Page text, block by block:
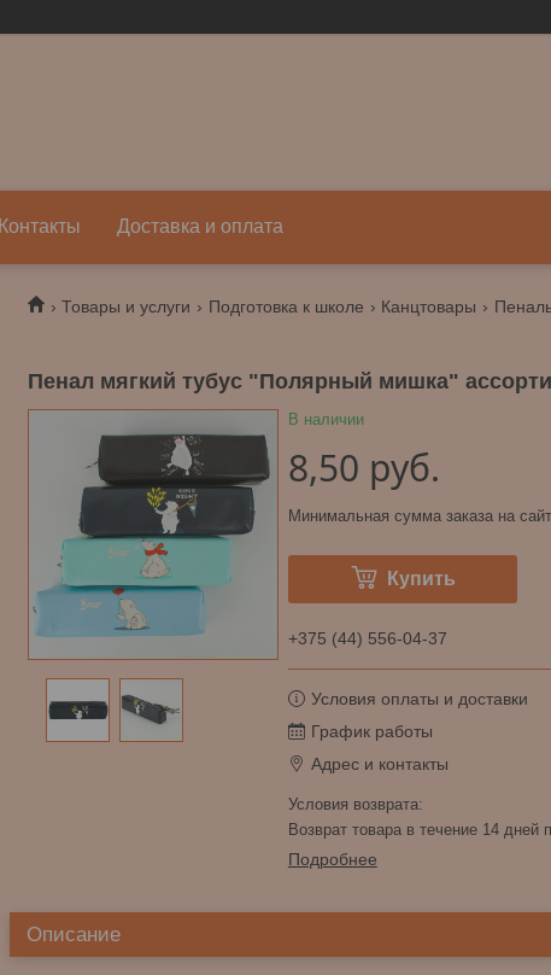
Контакты Доставка и оплата
Товары и услуги Подготовка к школе Канцтовары
Пенал мягкий тубус "Полярный мишка" ассорти
В наличии
8,50 руб.
Минимальная сумма заказа на
Купить
+375 (44) 556-04-37
Условия оплаты и доставки
График работы
Адрес и контакты
возврат товара в течение 14 дней
Подробнее
Описание